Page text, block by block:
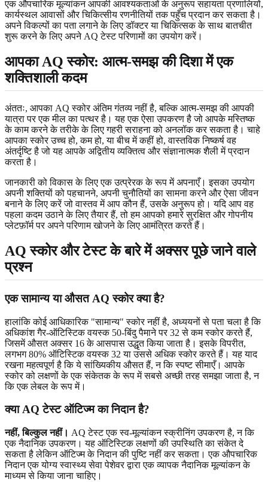
एक औपचारिक मूल्यांकन आपकी आवश्यकताओं के अनुरूप सहायता प्रणालियों,
कार्यस्थल आवासों और चिकित्सीय रणनीतियों तक पहुँच प्रदान कर सकता है।
अपने विकल्पों का पता लगाने के लिए डॉक्टर या चिकित्सक के साथ बातचीत
शुरू करने के लिए अपने AQ टेस्ट परिणामों का उपयोग करें।
आपका AQ स्कोर: आत्म-समझ की दिशा में एक
शक्तिशाली कदम
अंततः, आपका AQ स्कोर अंतिम गंतव्य नहीं है, बल्कि आत्म-समझ की आपकी
यात्रा पर एक मील का पत्थर है। यह एक ऐसा उपकरण है जो आपके मस्तिष्क
के काम करने के तरीके के लिए गहरी सराहना को अनलॉक कर सकता है। चाहे
आपका स्कोर उच्च हो, कम हो, या बीच में कहीं हो, वास्तविक निष्कर्ष वह
अंतर्दृष्टि है जो यह आपके अद्वितीय व्यक्तित्व और संज्ञानात्मक शैली में प्रदान
करता है।
जानकारी को विकास के लिए एक उत्प्रेरक के रूप में अपनाएँ। इसका उपयोग
अपनी शक्तियों को पहचानने, अपनी चुनौतियों का सामना करने और ऐसा जीवन
बनाने के लिए करें जो वास्तव में आप कौन हैं, उसके अनुरूप हो। यदि आप वह
पहला कदम उठाने के लिए तैयार हैं, तो हम आपको हमारे सुरक्षित और गोपनीय
प्लेटफ़ॉर्म परअपने परिणाम खोजनेके लिए आमंत्रित करते हैं।
AQ स्कोर और टेस्ट के बारे में अक्सर पूछे जाने वाले
प्रश्न
एक सामान्य या औसत AQ स्कोर क्या है?
हालांकि कोई आधिकारिक "सामान्य" स्कोर नहीं है, अध्ययनों से पता चला है कि
अधिकांश गैर-ऑटिस्टिक वयस्क 50-बिंदु पैमाने पर 32 से कम स्कोर करते हैं,
जिसमें औसत अक्सर 16 के आसपास उद्धृत किया जाता है। इसके विपरीत,
लगभग 80% ऑटिस्टिक वयस्क 32 या उससे अधिक स्कोर करते हैं। यह याद
रखना महत्वपूर्ण है कि ये सांख्यिकीय औसत हैं, न कि स्पष्ट सीमाएँ। आपके
स्कोर को लक्षणों के एक संकेतक के रूप में सबसे अच्छी तरह समझा जाता है, न
कि एक लेबल के रूप में।
क्या AQ टेस्ट ऑटिज्म का निदान है?
नहीं, बिल्कुल नहीं। AQ टेस्ट एक स्व-मूल्यांकन स्क्रीनिंग उपकरण है, न कि
एक नैदानिक ​​उपकरण। यह ऑटिस्टिक लक्षणों की उपस्थिति का संकेत दे
सकता है लेकिन ऑटिज्म के निदान की पुष्टि नहीं कर सकता। एक औपचारिक
निदान एक योग्य स्वास्थ्य सेवा पेशेवर द्वारा एक व्यापक नैदानिक ​​मूल्यांकन के
माध्यम से किया जाना चाहिए।